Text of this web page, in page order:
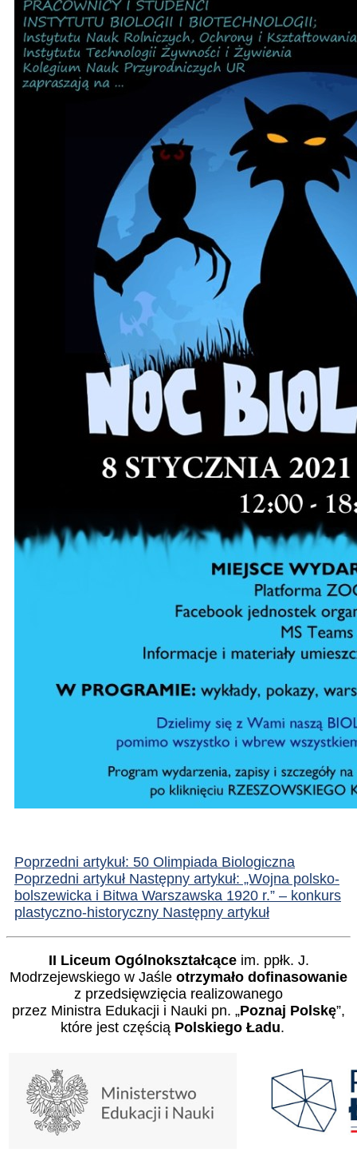
Poprzedni artykuł: 50 Olimpiada Biologiczna
Poprzedni artykuł Następny artykuł: „Wojna polsko-
bolszewicka i Bitwa Warszawska 1920 r.” – konkurs
plastyczno-historyczny Następny artykuł
II Liceum Ogólnokształcąceim. ppłk. J.
Modrzejewskiego w Jaśle otrzymało dofinasowanie
z przedsięwzięcia realizowanego
przez Ministra Edukacji i Nauki pn. „Poznaj Polskę”,
które jest częścią Polskiego Ładu.